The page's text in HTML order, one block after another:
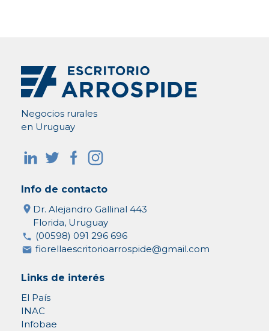
Negocios rurales
en Uruguay
Info de contacto
Dr. Alejandro Gallinal 443
Florida, Uruguay
(00598) 091 296 696
fiorellaescritorioarrospide@gmail.com
Links de interés
El País
INAC
Infobae